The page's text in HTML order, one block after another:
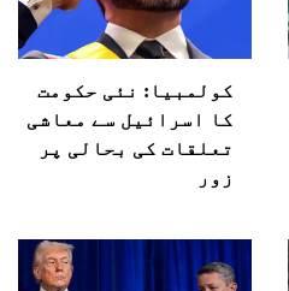
کولمبیا: نئی حکومت
کا اسرائیل سے معاشی
تعلقات کی بحالی پر
زور